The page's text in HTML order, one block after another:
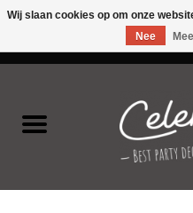
Latex ballonnen
Folie ballonnen
Wij slaan cookies op om onze
Nee